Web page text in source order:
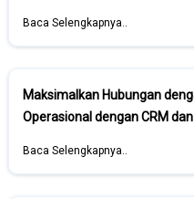
Baca Selengkapnya..
Maksimalkan Hubungan
Operasional dengan CRM dan
Baca Selengkapnya..